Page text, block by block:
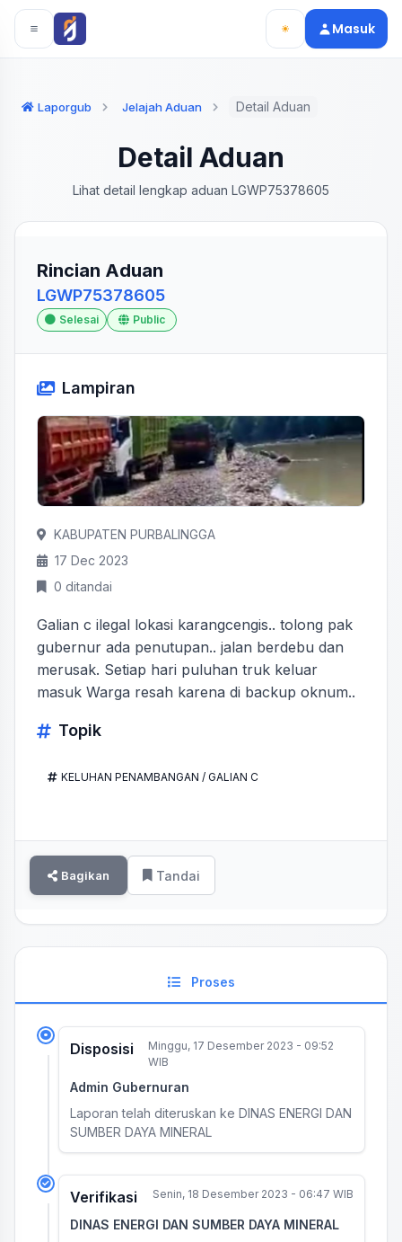
Langsung ke konten utama
Langsung ke navigasi
Masuk
Laporgub Jelajah Aduan Detail Aduan
Detail Aduan
Lihat detail lengkap aduan LGWP75378605
Rincian Aduan
LGWP75378605
Selesai Public
Lampiran
KABUPATEN PURBALINGGA
17 Dec 2023
0 ditandai
Galian c ilegal lokasi karangcengis.. tolong pak
gubernur ada penutupan.. jalan berdebu dan
merusak. Setiap hari puluhan truk keluar
masuk Warga resah karena di backup oknum..
Topik
KELUHAN PENAMBANGAN / GALIAN C
Bagikan Tandai
Proses
Disposisi
Minggu, 17 Desember 2023 - 09:52
WIB
Admin Gubernuran
Laporan telah diteruskan ke DINAS ENERGI DAN
SUMBER DAYA MINERAL
Verifikasi Senin, 18 Desember 2023 - 06:47 WIB
DINAS ENERGI DAN SUMBER DAYA MINERAL